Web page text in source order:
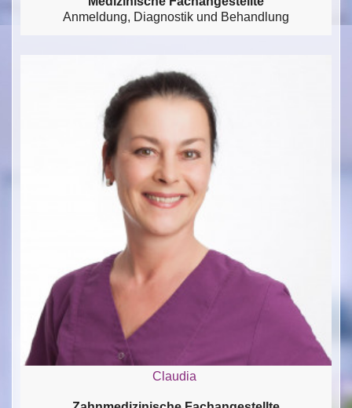
Anmeldung, Diagnostik und Behandlung
Claudia